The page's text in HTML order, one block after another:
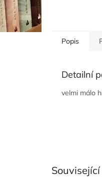
Popis
Detailní
velmi málo